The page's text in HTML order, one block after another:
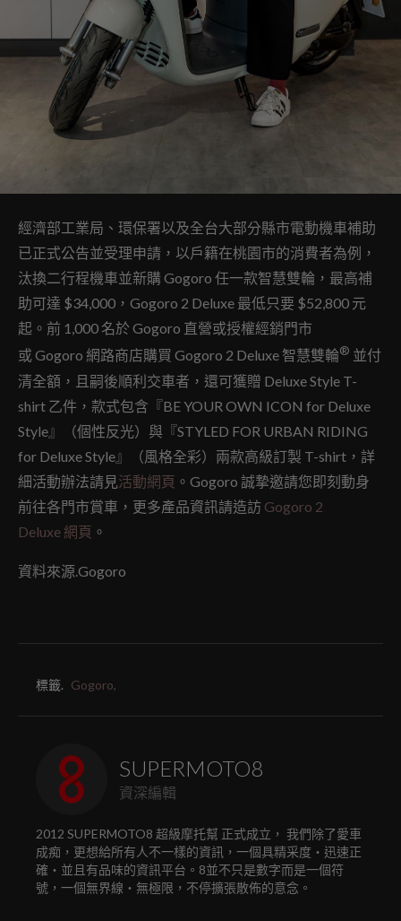
經濟部工業局、環保署以及全台大部分縣市電動機車補助
已正式公告並受理申請，以戶籍在桃園市的消費者為例，
汰換二行程機車並新購 Gogoro 任一款智慧雙輪，最高補
助可達 $34,000，Gogoro 2 Deluxe 最低只要 $52,800 元
起。前 1,000 名於 Gogoro 直營或授權經銷門市
或 Gogoro 網路商店購買 Gogoro 2 Deluxe 智慧雙輪® 並付
清全額，且嗣後順利交車者，還可獲贈 Deluxe Style T-
shirt 乙件，款式包含『BE YOUR OWN ICON for Deluxe
Style』（個性反光）與『STYLED FOR URBAN RIDING
for Deluxe Style』（風格全彩）兩款高級訂製 T-shirt，詳
細活動辦法請見 活動網頁 。Gogoro 誠摯邀請您即刻動身
前往各門市賞車，更多產品資訊請造訪 Gogoro 2
Deluxe 網頁 。
資料來源.Gogoro
標籤. Gogoro,
SUPERMOTO8
資深編輯
2012 SUPERMOTO8 超級摩托幫 正式成立， 我們除了愛車
成痴，更想給所有人不一樣的資訊，一個具精采度‧迅速正
確‧並且有品味的資訊平台。8並不只是數字而是一個符
號，一個無界線‧無極限，不停擴張散佈的意念。